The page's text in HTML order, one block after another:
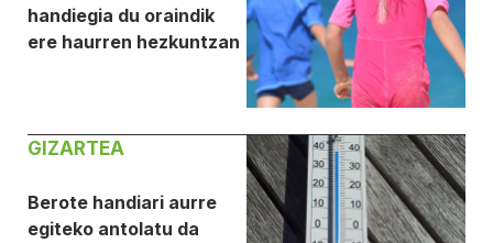
handiegia du oraindik
ere haurren hezkuntzan
GIZARTEA
Berote handiari aurre
egiteko antolatu da